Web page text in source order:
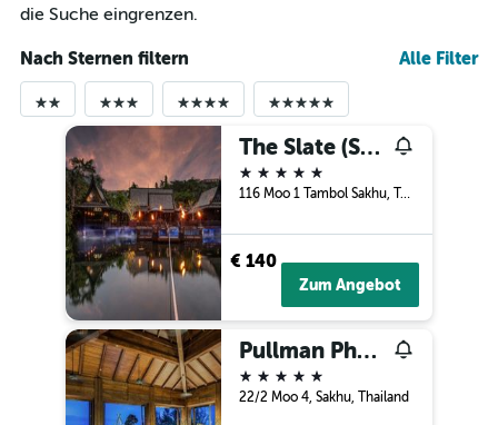
die Suche eingrenzen.
Nach Sternen filtern Alle Filter
The Slate (Sha Plus+)
5 Sterne
116 Moo 1 Tambol Sakhu, Talang, Phuket, Sakhu, Thailand
€ 140
Zum Angebot
Pullman Phuket Arcadia Naithon Beach (Sha Plus+)
5 Sterne
22/2 Moo 4, Sakhu, Thailand